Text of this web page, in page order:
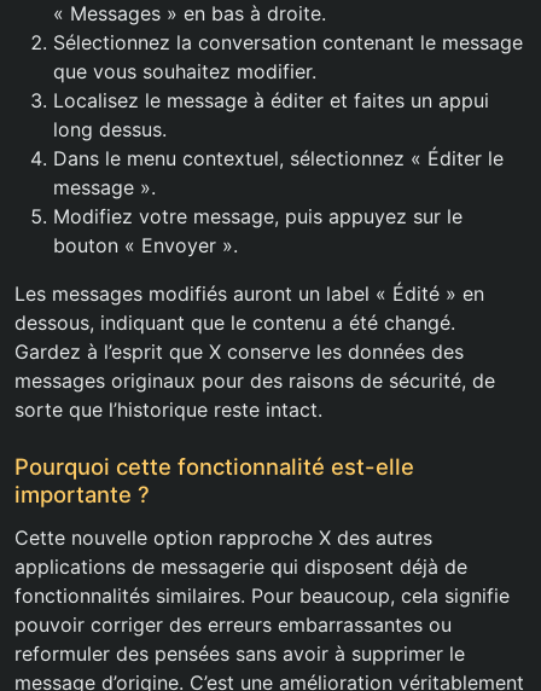
« Messages » en bas à droite.
Sélectionnez la conversation contenant le message
que vous souhaitez modifier.
Localisez le message à éditer et faites un appui
long dessus.
Dans le menu contextuel, sélectionnez « Éditer le
message ».
Modifiez votre message, puis appuyez sur le
bouton « Envoyer ».
Les messages modifiés auront un label « Édité » en
dessous, indiquant que le contenu a été changé.
Gardez à l’esprit que X conserve les données des
messages originaux pour des raisons de sécurité, de
sorte que l’historique reste intact.
Pourquoi cette fonctionnalité est-elle
importante ?
Cette nouvelle option rapproche X des autres
applications de messagerie qui disposent déjà de
fonctionnalités similaires. Pour beaucoup, cela signifie
pouvoir corriger des erreurs embarrassantes ou
reformuler des pensées sans avoir à supprimer le
message d’origine. C’est une amélioration véritablement